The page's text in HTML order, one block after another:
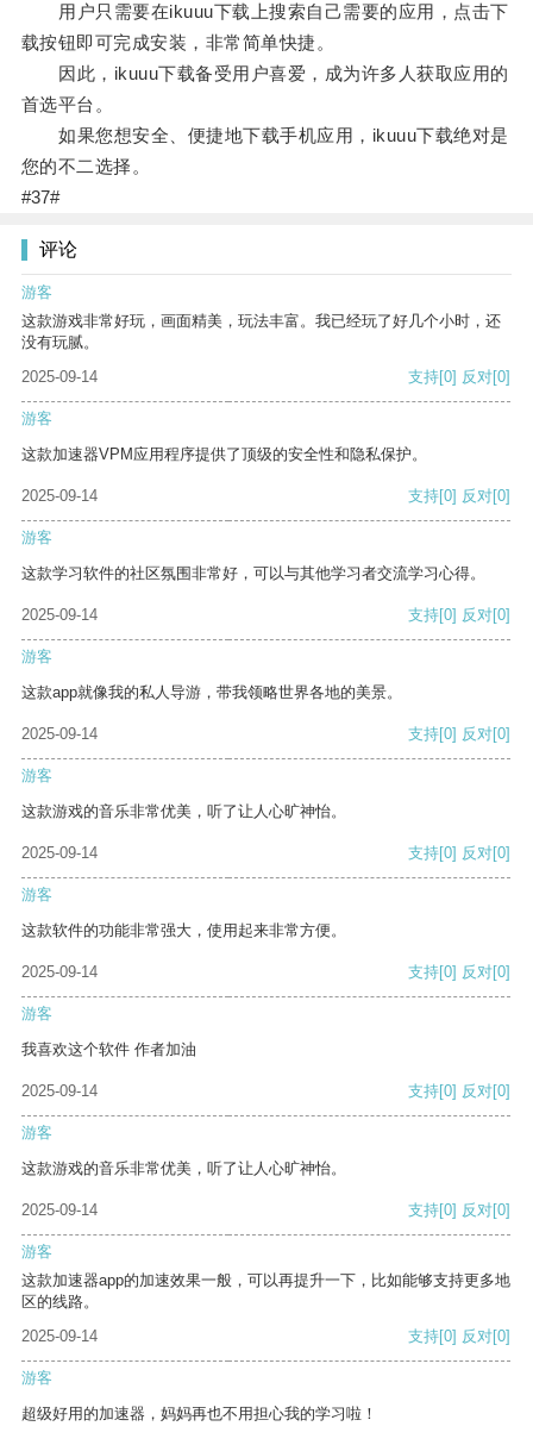
用户只需要在ikuuu下载上搜索自己需要的应用，点击下
载按钮即可完成安装，非常简单快捷。
因此，ikuuu下载备受用户喜爱，成为许多人获取应用的
首选平台。
如果您想安全、便捷地下载手机应用，ikuuu下载绝对是
您的不二选择。
#37#
评论
游客
这款游戏非常好玩，画面精美，玩法丰富。我已经玩了好几个小时，还
没有玩腻。
2025-09-14
支持[0] 反对[0]
游客
这款加速器VPM应用程序提供了顶级的安全性和隐私保护。
2025-09-14 支持[0] 反对[0]
游客
这款学习软件的社区氛围非常好，可以与其他学习者交流学习心得。
2025-09-14 支持[0] 反对[0]
游客
这款app就像我的私人导游，带我领略世界各地的美景。
2025-09-14 支持[0] 反对[0]
游客
这款游戏的音乐非常优美，听了让人心旷神怡。
2025-09-14 支持[0] 反对[0]
游客
这款软件的功能非常强大，使用起来非常方便。
2025-09-14 支持[0] 反对[0]
游客
我喜欢这个软件 作者加油
2025-09-14 支持[0] 反对[0]
游客
这款游戏的音乐非常优美，听了让人心旷神怡。
2025-09-14 支持[0] 反对[0]
游客
这款加速器app的加速效果一般，可以再提升一下，比如能够支持更多地
区的线路。
2025-09-14
支持[0] 反对[0]
游客
超级好用的加速器，妈妈再也不用担心我的学习啦！